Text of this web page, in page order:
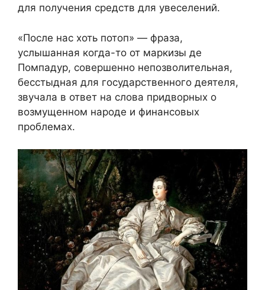
для получения средств для увеселений.
«После нас хоть потоп» — фраза,
услышанная когда-то от маркизы де
Помпадур, совершенно непозволительная,
бесстыдная для государственного деятеля,
звучала в ответ на слова придворных о
возмущенном народе и финансовых
проблемах.